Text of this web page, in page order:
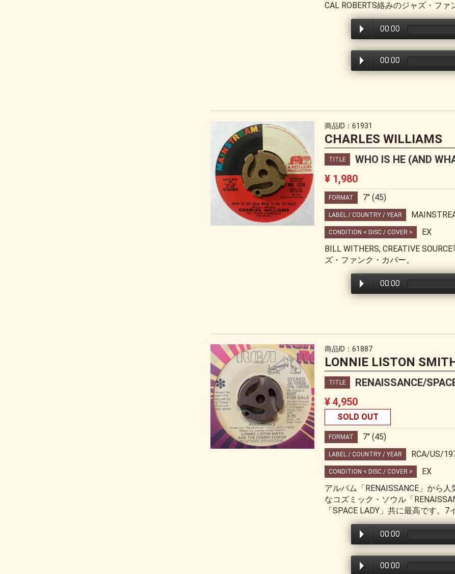
CAL ROBERTS絡みのジャズ・ファ
00:00
00:00
商品ID：61931
CHARLES WILLIAMS
TITLE
WHO IS HE (AND
¥ 1,980
FORMAT 7" (45)
LABEL / COUNTRY / YEAR
CONDITION < DISC / COVER >
EX
BILL WITHERS, CREATIVE
ズ・ファンク・カバー。
00:00
商品ID：61887
LONNIE LISTON
TITLE
RENAISSANCE/
¥ 4,950
SOLD OUT
FORMAT 7" (45)
LABEL / COUNTRY / YEAR RCA/US/
CONDITION < DISC / COVER >
EX
アルバム「RENAISSANCE」から
なコズミック・ソウル「
「SPACE LADY」共に最高です。7
00:00
00:00